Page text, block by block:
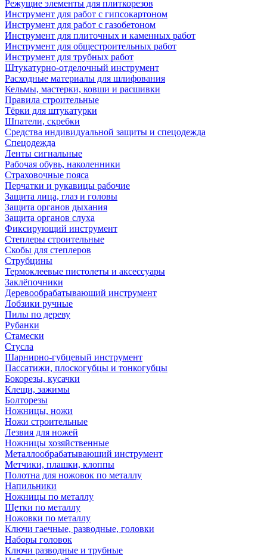
Режущие элементы для плиткорезов
Инструмент для работ с гипсокартоном
Инструмент для работ с газобетоном
Инструмент для плиточных и каменных работ
Инструмент для общестроительных работ
Инструмент для трубных работ
Штукатурно-отделочный инструмент
Расходные материалы для шлифования
Кельмы, мастерки, ковши и расшивки
Правила строительные
Тёрки для штукатурки
Шпатели, скребки
Средства индивидуальной защиты и спецодежда
Спецодежда
Ленты сигнальные
Рабочая обувь, наколенники
Страховочные пояса
Перчатки и рукавицы рабочие
Защита лица, глаз и головы
Защита органов дыхания
Защита органов слуха
Фиксирующий инструмент
Степлеры строительные
Скобы для степлеров
Струбцины
Термоклеевые пистолеты и аксессуары
Заклёпочники
Деревообрабатывающий инструмент
Лобзики ручные
Пилы по дереву
Рубанки
Стамески
Стусла
Шарнирно-губцевый инструмент
Пассатижи, плоскогубцы и тонкогубцы
Бокорезы, кусачки
Клещи, зажимы
Болторезы
Ножницы, ножи
Ножи строительные
Лезвия для ножей
Ножницы хозяйственные
Металлообрабатывающий инструмент
Метчики, плашки, клоппы
Полотна для ножовок по металлу
Напильники
Ножницы по металлу
Щетки по металлу
Ножовки по металлу
Ключи гаечные, разводные, головки
Наборы головок
Ключи разводные и трубные